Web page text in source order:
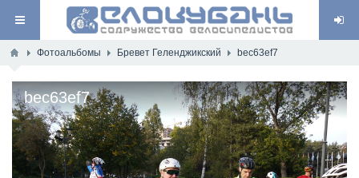
Фотоальбомы Бревет Геленджикский bec63ef7
bec63ef7